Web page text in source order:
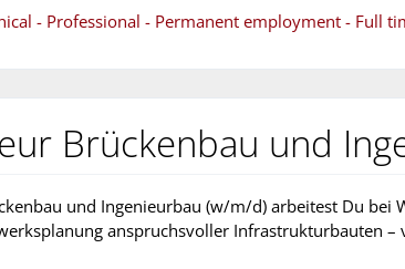
- Professional - Permanent employment - Full
Brückenbau und
und Ingenieurbau (w/m/d) arbeitest Du bei
anspruchsvoller Infrastrukturbauten –